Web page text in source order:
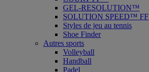
GEL-RESOLUTION™
SOLUTION SPEED™ FF
Styles de jeu au tennis
Shoe Finder
Autres sports
Volleyball
Handball
Padel